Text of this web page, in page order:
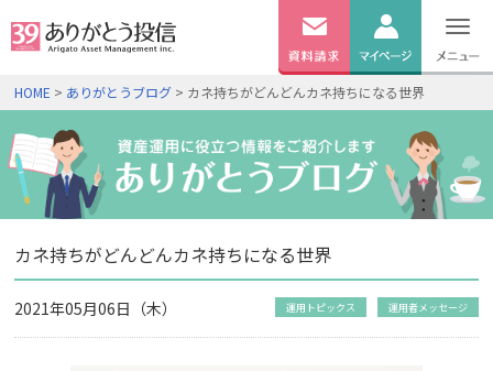
無料資料
請求
ログイン
HOME > ありがとうブログ > カネ持ちがどんどんカネ持ちになる世界
カネ持ちがどんどんカネ持ちになる世界
2021年05月06日（木） 運用トピックス 運用者メッセージ